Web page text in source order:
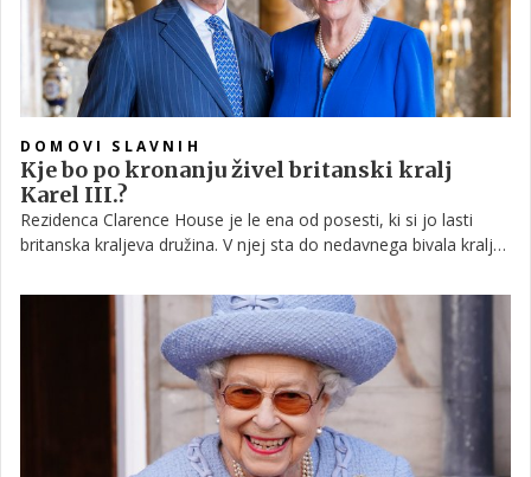
DOMOVI SLAVNIH
Kje bo po kronanju živel britanski kralj
Karel III.?
Rezidenca Clarence House je le ena od posesti, ki si jo lasti
britanska kraljeva družina. V njej sta do nedavnega bivala kralj
pa bo po kronanju? Se bosta, kot veleva tradicija, preselila v
Buckinghamsko palačo ali bosta za svoje domovanje izbrala
katero izmed preostalih kraljevih nepremičnin?